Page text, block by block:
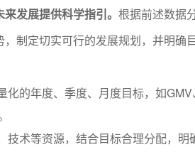
发展提供科学指引。 根据前述数据
制定切实可行的发展规划，并明确
的年度、季度、月度目标，如
术等资源，结合目标合理分配，明